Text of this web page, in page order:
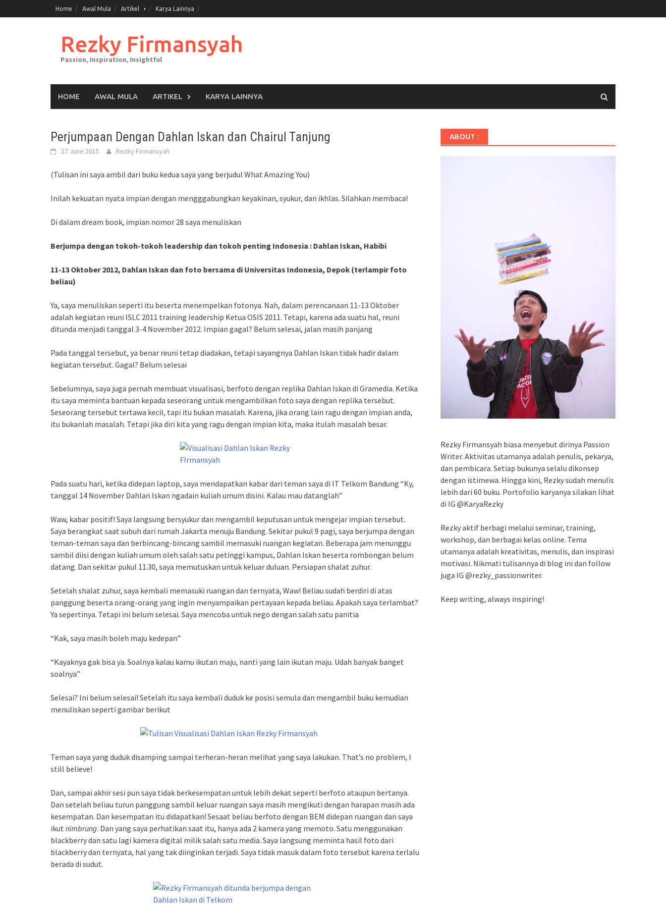
to
Home Awal Mula Artikel Karya Lainnya
Rezky Firmansyah
Passion, Inspiration, Insightful
HOME AWAL MULA ARTIKEL KARYA LAINNYA
Perjumpaan Dengan Dahlan Iskan dan Chairul Tanjung
27 June 2015 Rezky Firmansyah
(Tulisan ini saya ambil dari buku kedua saya yang berjudul What Amazing You)
Inilah kekuatan nyata impian dengan mengggabungkan keyakinan, syukur, dan ikhlas. Silahkan membaca!
Di dalam dream book, impian nomor 28 saya menuliskan
Berjumpa dengan tokoh-tokoh leadership dan tokoh penting Indonesia : Dahlan Iskan, Habibi
11-13 Oktober 2012, Dahlan Iskan dan foto bersama di Universitas Indonesia, Depok (terlampir foto
beliau)
Ya, saya menuliskan seperti itu beserta menempelkan fotonya. Nah, dalam perencanaan 11-13 Oktober
adalah kegiatan reuni ISLC 2011 training leadership Ketua OSIS 2011. Tetapi, karena ada suatu hal, reuni
ditunda menjadi tanggal 3-4 November 2012. Impian gagal? Belum selesai, jalan masih panjang
Pada tanggal tersebut, ya benar reuni tetap diadakan, tetapi sayangnya Dahlan Iskan tidak hadir dalam
kegiatan tersebut. Gagal? Belum selesai
Sebelumnya, saya juga pernah membuat visualisasi, berfoto dengan replika Dahlan Iskan di Gramedia. Ketika
itu saya meminta bantuan kepada seseorang untuk mengambilkan foto saya dengan replika tersebut.
Seseorang tersebut tertawa kecil, tapi itu bukan masalah. Karena, jika orang lain ragu dengan impian anda,
itu bukanlah masalah. Tetapi jika diri kita yang ragu dengan impian kita, maka itulah masalah besar.
Pada suatu hari, ketika didepan laptop, saya mendapatkan kabar dari teman saya di IT Telkom Bandung “Ky,
tanggal 14 November Dahlan Iskan ngadain kuliah umum disini. Kalau mau datanglah”
Waw, kabar positif! Saya langsung bersyukur dan mengambil keputusan untuk mengejar impian tersebut.
Saya berangkat saat subuh dari rumah Jakarta menuju Bandung. Sekitar pukul 9 pagi, saya berjumpa dengan
teman-teman saya dan berbincang-bincang sambil memasuki ruangan kegiatan. Beberapa jam menunggu
sambil diisi dengan kuliah umum oleh salah satu petinggi kampus, Dahlan Iskan beserta rombongan belum
datang. Dan sekitar pukul 11.30, saya memutuskan untuk keluar duluan. Persiapan shalat zuhur.
Setelah shalat zuhur, saya kembali memasuki ruangan dan ternyata, Waw! Beliau sudah berdiri di atas
panggung beserta orang-orang yang ingin menyampaikan pertayaan kepada beliau. Apakah saya terlambat?
Ya sepertinya. Tetapi ini belum selesai. Saya mencoba untuk nego dengan salah satu panitia
“Kak, saya masih boleh maju kedepan”
“Kayaknya gak bisa ya. Soalnya kalau kamu ikutan maju, nanti yang lain ikutan maju. Udah banyak banget
soalnya”
Selesai? Ini belum selesai! Setelah itu saya kembali duduk ke posisi semula dan mengambil buku kemudian
menuliskan seperti gambar berikut
Teman saya yang duduk disamping sampai terheran-heran melihat yang saya lakukan. That’s no problem, I
still believe!
Dan, sampai akhir sesi pun saya tidak berkesempatan untuk lebih dekat seperti berfoto ataupun bertanya.
Dan setelah beliau turun panggung sambil keluar ruangan saya masih mengikuti dengan harapan masih ada
kesempatan. Dan kesempatan itu didapatkan! Sesaat beliau berfoto dengan BEM didepan ruangan dan saya
ikut nimbrung. Dan yang saya perhatikan saat itu, hanya ada 2 kamera yang memoto. Satu menggunakan
blackberry dan satu lagi kamera digital milik salah satu media. Saya langsung meminta hasil foto dari
blackberry dan ternyata, hal yang tak diinginkan terjadi. Saya tidak masuk dalam foto tersebut karena terlalu
berada di sudut.
ABOUT :
Rezky Firmansyah biasa menyebut dirinya Passion
Writer. Aktivitas utamanya adalah penulis, pekarya,
dan pembicara. Setiap bukunya selalu dikonsep
dengan istimewa. Hingga kini, Rezky sudah menulis
lebih dari 60 buku. Portofolio karyanya silakan lihat
di IG @KaryaRezky
Rezky aktif berbagi melalui seminar, training,
workshop, dan berbagai kelas online. Tema
utamanya adalah kreativitas, menulis, dan inspirasi
motivasi. Nikmati tulisannya di blog ini dan follow
juga IG @rezky_passionwriter.
Keep writing, always inspiring!